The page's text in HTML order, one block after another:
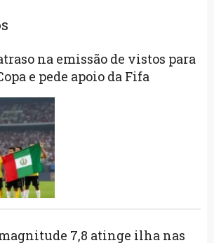
na emissão de vistos para
e pede apoio da Fifa
7,8 atinge ilha nas